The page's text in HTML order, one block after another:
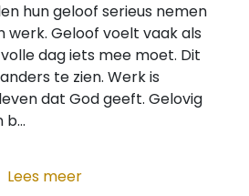
hun geloof serieus nemen
werk. Geloof voelt vaak als
dag iets mee moet. Dit
te zien. Werk is
dat God geeft. Gelovig
Lees meer